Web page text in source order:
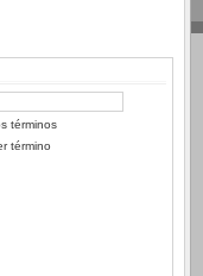
términos
término